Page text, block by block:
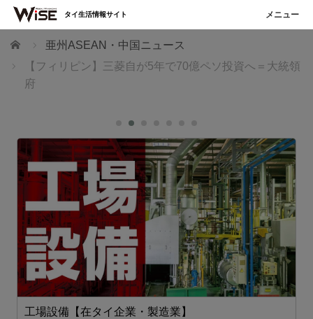
ホーム
亜州ASEAN・中国ニュース
【フィリピン】三菱自が5年で70億ペソ投資へ＝大統領
府
工場設備【在タイ企業・製造業】
タイ生活情報サイト